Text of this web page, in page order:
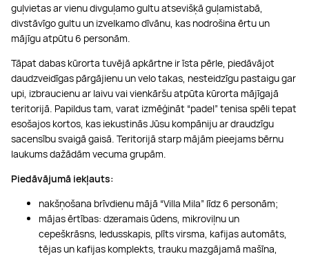
guļvietas ar vienu divguļamo gultu atsevišķā guļamistabā,
divstāvīgo gultu un izvelkamo dīvānu, kas nodrošina ērtu un
mājīgu atpūtu 6 personām.
Tāpat dabas kūrorta tuvējā apkārtne ir īsta pērle, piedāvājot
daudzveidīgas pārgājienu un velo takas, nesteidzīgu pastaigu gar
upi, izbraucienu ar laivu vai vienkāršu atpūta kūrorta mājīgajā
teritorijā. Papildus tam, varat izmēģināt “padel” tenisa spēli tepat
esošajos kortos, kas iekustinās Jūsu kompāniju ar draudzīgu
sacensību svaigā gaisā. Teritorijā starp mājām pieejams bērnu
laukums dažādām vecuma grupām.
Piedāvājumā iekļauts:
nakšņošana brīvdienu mājā “Villa Mila” līdz 6 personām;
mājas ērtības: dzeramais ūdens, mikroviļnu un
cepeškrāsns, ledusskapis, plīts virsma, kafijas automāts,
tējas un kafijas komplekts, trauku mazgājamā mašīna,